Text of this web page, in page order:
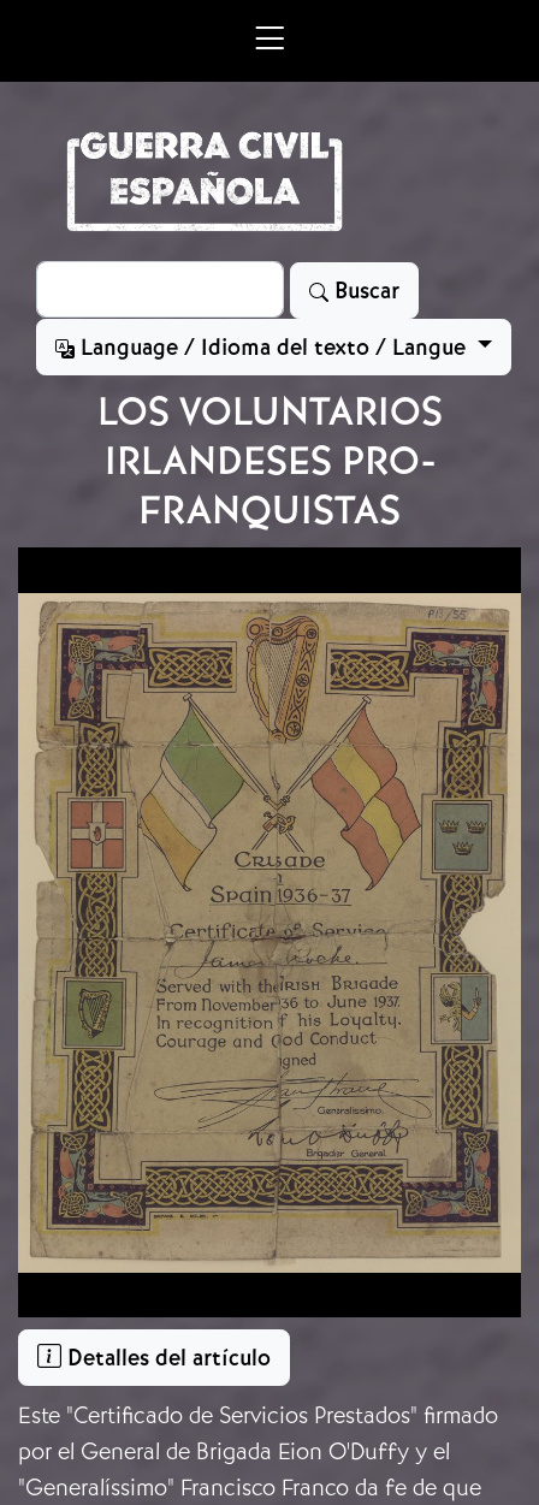
Search
Buscar
Language / Idioma del texto / Langue
LOS VOLUNTARIOS
IRLANDESES PRO-
FRANQUISTAS
Detalles del artículo
Este "Certificado de Servicios Prestados" firmado
por el General de Brigada Eion O'Duffy y el
"Generalíssimo" Francisco Franco da fe de que